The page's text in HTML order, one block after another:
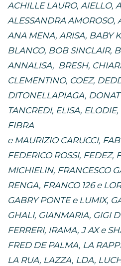
ACHILLE LAURO, AIELLO,
ALESSANDRA AMOROSO,
ANA MENA, ARISA, BABY
BLANCO, BOB SINCLAIR,
ANNALISA, BRESH,
CLEMENTINO, COEZ,
DITONELLAPIAGA,
TANCREDI, ELISA,
FIBRA
e MAURIZIO CARUCCI,
FEDERICO ROSSI, FEDEZ,
MICHIELIN, FRANCESCO
RENGA, FRANCO 126 e
GABRY PONTE e LUMIX,
GHALI, GIANMARIA, GIGI
FERRERI, IRAMA, J AX e
FRED DE PALMA, LA
LA RUA, LAZZA, LDA,